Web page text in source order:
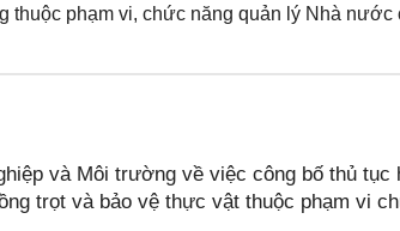
phạm vi, chức năng quản lý Nhà nước
và Môi trường về việc công bố thủ tục
trọt và bảo vệ thực vật thuộc phạm vi